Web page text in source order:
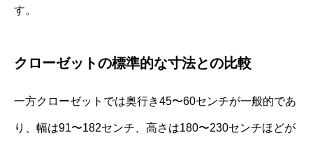
す。
クローゼットの標準的な寸法との比較
一方クローゼットでは奥行き45〜60センチが一般的であ
り、幅は91〜182センチ、高さは180〜230センチほどが